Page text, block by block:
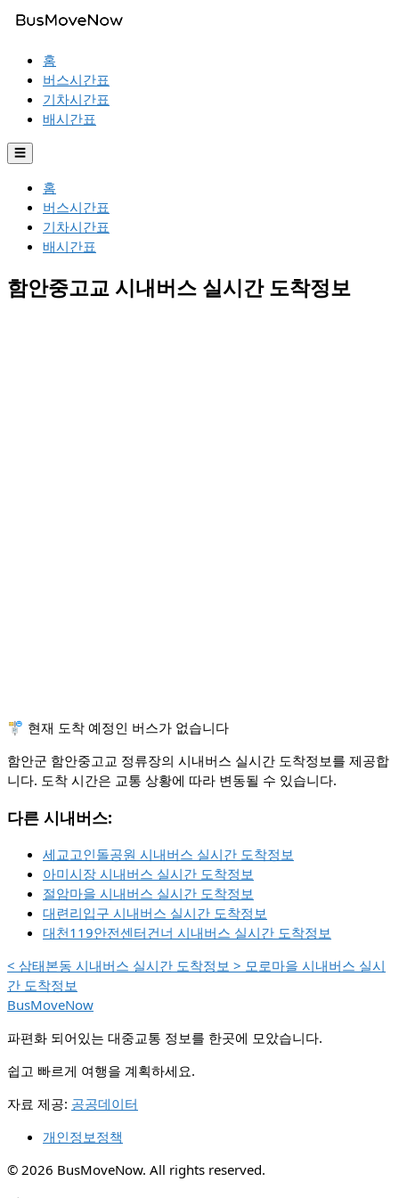
홈
버스시간표
기차시간표
배시간표
☰
홈
버스시간표
기차시간표
배시간표
함안중고교 시내버스 실시간 도착정보
🚏 현재 도착 예정인 버스가 없습니다
함안군 함안중고교 정류장의 시내버스 실시간 도착정보를 제공합
니다. 도착 시간은 교통 상황에 따라 변동될 수 있습니다.
다른 시내버스:
세교고인돌공원 시내버스 실시간 도착정보
아미시장 시내버스 실시간 도착정보
절암마을 시내버스 실시간 도착정보
대련리입구 시내버스 실시간 도착정보
대천119안전센터건너 시내버스 실시간 도착정보
< 삼태본동 시내버스 실시간 도착정보 > 모로마을 시내버스 실시
간 도착정보
BusMoveNow
파편화 되어있는 대중교통 정보를 한곳에 모았습니다.
쉽고 빠르게 여행을 계획하세요.
자료 제공: 공공데이터
개인정보정책
© 2026 BusMoveNow. All rights reserved.